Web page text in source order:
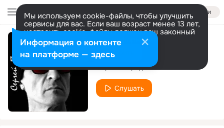
Войти
Мы используем cookie-файлы, чтобы улучшить
сервисы для вас. Если ваш возраст менее 13 лет,
настроить cookie-файлы должен ваш законный
представитель. Больше информации
Разрешить все Настроить
Алые розы
Сергей Паради
Слушать
Информация о контенте
на платформе — здесь